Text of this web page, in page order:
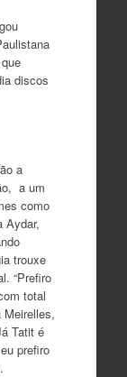
discos
a
a um
como
Aydar,
trouxe
“Prefiro
total
Meirelles,
Tatit é
prefiro